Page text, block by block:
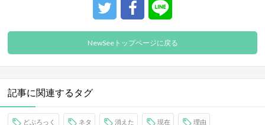
NewSeeトップページに戻る
記事に関連するタグ
どぶろっく ネタ 消えた 現在 理由